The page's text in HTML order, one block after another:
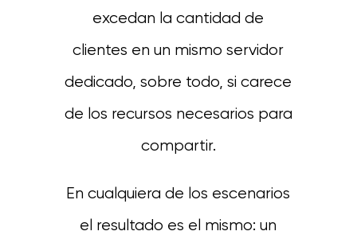
excedan la cantidad de
clientes en un mismo servidor
dedicado, sobre todo, si carece
de los recursos necesarios para
compartir.
En cualquiera de los escenarios
el resultado es el mismo: un